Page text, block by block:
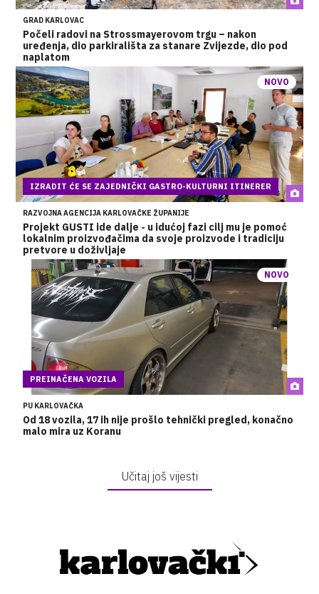
GRAD KARLOVAC
Počeli radovi na Strossmayerovom trgu – nakon
uređenja, dio parkirališta za stanare Zvijezde, dio pod
naplatom
NOVO
IZRADIT ĆE SE ZAJEDNIČKI GASTRO-KULTURNI ITINERER
RAZVOJNA AGENCIJA KARLOVAČKE ŽUPANIJE
Projekt GUSTI ide dalje - u idućoj fazi cilj mu je pomoć
lokalnim proizvođačima da svoje proizvode i tradiciju
pretvore u doživljaje
NOVO
PREINAČENA VOZILA
PU KARLOVAČKA
Od 18 vozila, 17 ih nije prošlo tehnički pregled, konačno
malo mira uz Koranu
Učitaj još vijesti